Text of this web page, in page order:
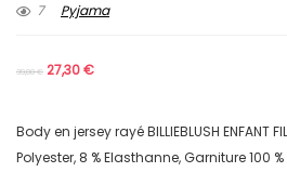
7 Pyjama
39,00€ 27,30€
Body en jersey rayé BILLIEBLUSH ENFANT
Polyester, 8 % Elasthanne, Garniture 100